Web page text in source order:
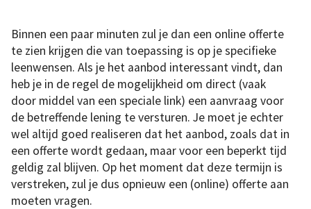
Binnen een paar minuten zul je dan een online offerte
te zien krijgen die van toepassing is op je specifieke
leenwensen. Als je het aanbod interessant vindt, dan
heb je in de regel de mogelijkheid om direct (vaak
door middel van een speciale link) een aanvraag voor
de betreffende lening te versturen. Je moet je echter
wel altijd goed realiseren dat het aanbod, zoals dat in
een offerte wordt gedaan, maar voor een beperkt tijd
geldig zal blijven. Op het moment dat deze termijn is
verstreken, zul je dus opnieuw een (online) offerte aan
moeten vragen.